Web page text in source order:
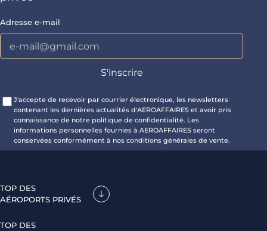
Adresse e-mail
J'accepte de recevoir par courrier électronique, les newsletters
contenant les dernières actualités d'AEROAFFAIRES et avoir pris
connaissance de notre politique de confidentialité. Les
informations personnelles fournies à AEROAFFAIRES seront
conservées conformément à nos conditions générales de vente.
TOP DES
AÉROPORTS PRIVÉS
TOP DES